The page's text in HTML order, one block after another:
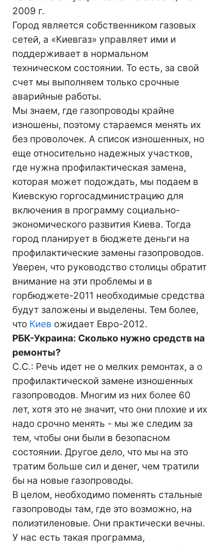
2009 г.
Город является собственником газовых
сетей, а «Киевгаз» управляет ими и
поддерживает в нормальном
техническом состоянии. То есть, за свой
счет мы выполняем только срочные
аварийные работы.
Мы знаем, где газопроводы крайне
изношены, поэтому стараемся менять их
без проволочек. А список изношенных, но
еще относительно надежных участков,
где нужна профилактическая замена,
которая может подождать, мы подаем в
Киевскую горгосадминистрацию для
включения в программу социально-
экономического развития Киева. Тогда
город планирует в бюджете деньги на
профилактические замены газопроводов.
Уверен, что руководство столицы обратит
внимание на эти проблемы и в
горбюджете-2011 необходимые средства
будут заложены и выделены. Тем более,
что Киев ожидает Евро-2012.
РБК-Украина: Сколько нужно средств на
ремонты?
С.С.: Речь идет не о мелких ремонтах, а о
профилактической замене изношенных
газопроводов. Многим из них более 60
лет, хотя это не значит, что они плохие и их
надо срочно менять - мы же следим за
тем, чтобы они были в безопасном
состоянии. Другое дело, что мы на это
тратим больше сил и денег, чем тратили
бы на новые газопроводы.
В целом, необходимо поменять стальные
газопроводы там, где это возможно, на
полиэтиленовые. Они практически вечны.
У нас есть такая программа,